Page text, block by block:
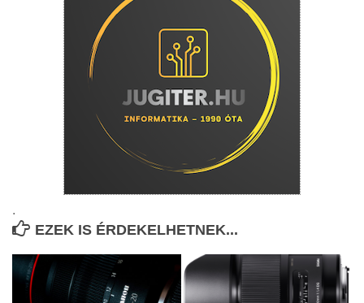
.
EZEK IS ÉRDEKELHETNEK...